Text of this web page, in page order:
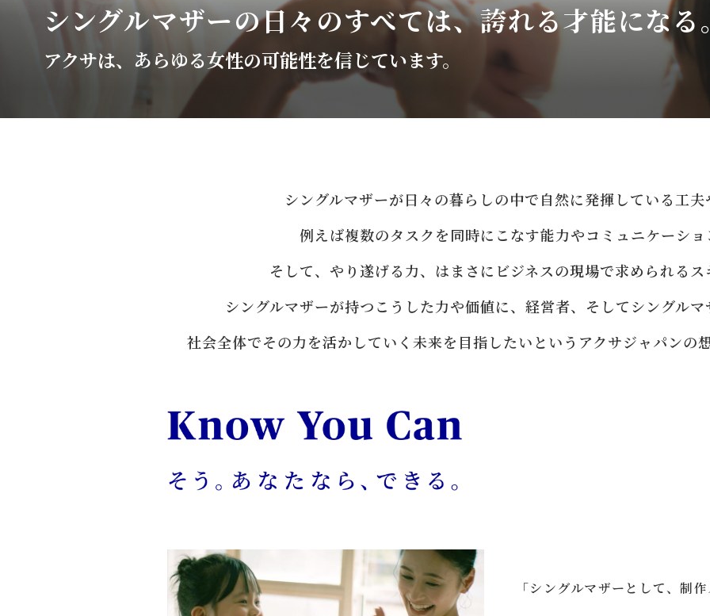
シングルマザーの日々のすべては、誇れる才能になる。
アクサは、あらゆる女性の可能性を信じています。
シングルマザーが日々の暮らしの中で自然に発揮している工夫
例えば複数のタスクを同時にこなす能力やコミュニケーショ
そして、やり遂げる力、はまさにビジネスの現場で求められるス
シングルマザーが持つこうした力や価値に、 経営者、 そしてシングルマ
社会全体でその力を活かしていく未来を目指したいという アクサジャパンの
「シングルマザーとして、制